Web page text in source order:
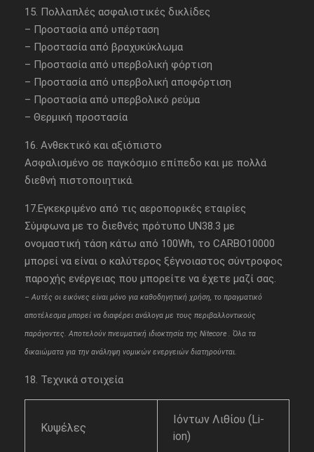
15. Πολλαπλές ασφαλιστικές δικλίδες
– Προστασία από υπέρταση
– Προστασία από βραχυκύκλωμα
– Προστασία από υπερβολική φόρτιση
– Προστασία από υπερβολική αποφόρτιση
– Προστασία από υπερβολικό ρεύμα
– Θερμική προστασία
16. Ανθεκτικό και αξιόπιστο
Ασφαλισμένο σε παγκόσμιο επίπεδο και με πολλά
διεθνή πιστοποιητικά.
17.Εγκεκριμένο από τις αεροπορικές εταιρίες
Σύμφωνα με το διεθνές πρότυπο UN38.3 με
ονομαστική τάση κάτω από 100Wh, το CARBO10000
μπορεί να είναι ο καλύτερος ξέγνοιαστος σύντροφος
παροχής ενέργειας που μπορείτε να έχετε μαζί σας.
– Aυτές οι εικόνες είναι μόνο για καθοδηγητική χρήση, το πραγματικό
αποτέλεσμα μπορεί να διαφέρει ανάλογα με τους περιβαλλοντικούς
παράγοντες. Αποτελούν πνευματική ιδιοκτησία της Nitecore . Όλα τα
δικαιώματα για την ανάληψη νομικών ενεργειών διατηρούνται.
18. Τεχνικά στοιχεία
Κυψέλες
Ιόντων Λιθίου (Li-
ion)